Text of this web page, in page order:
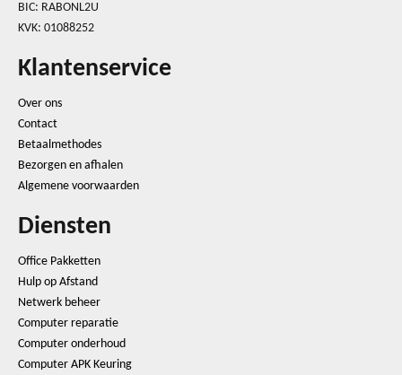
BIC: RABONL2U
KVK: 01088252
Klantenservice
Over ons
Contact
Betaalmethodes
Bezorgen en afhalen
Algemene voorwaarden
Diensten
Office Pakketten
Hulp op Afstand
Netwerk beheer
Computer reparatie
Computer onderhoud
Computer APK Keuring